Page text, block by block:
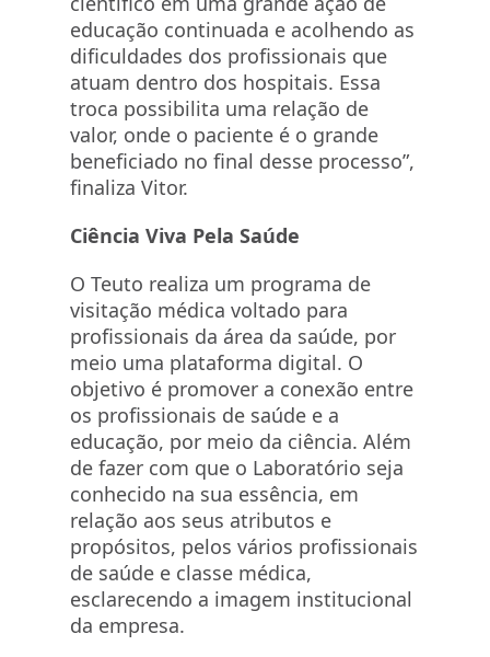
educação continuada e acolhendo as
dificuldades dos profissionais que
atuam dentro dos hospitais. Essa
troca possibilita uma relação de
valor, onde o paciente é o grande
beneficiado no final desse processo”,
finaliza Vitor.
Ciência Viva Pela Saúde
O Teuto realiza um programa de
visitação médica voltado para
profissionais da área da saúde, por
meio uma plataforma digital. O
objetivo é promover a conexão entre
os profissionais de saúde e a
educação, por meio da ciência. Além
de fazer com que o Laboratório seja
conhecido na sua essência, em
relação aos seus atributos e
propósitos, pelos vários profissionais
de saúde e classe médica,
esclarecendo a imagem institucional
da empresa.